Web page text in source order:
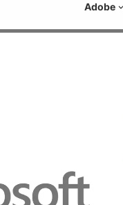
r
Adobe